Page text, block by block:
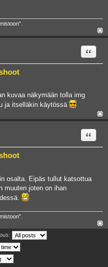
Quote
kuvaa näkymään tolla img
ja itselläkin käytössä
Quote
osalta. Eipäs tullut katsottua
muuten joten on ihan